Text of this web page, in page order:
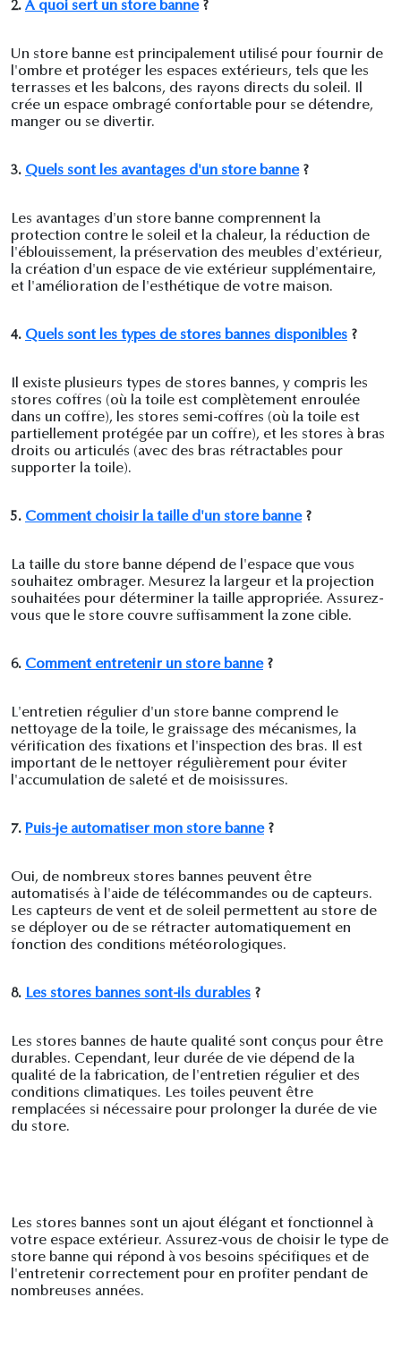
2. À quoi sert un store banne?
Un store banne est principalement utilisé pour fournir de
l'ombre et protéger les espaces extérieurs, tels que les
terrasses et les balcons, des rayons directs du soleil. Il
crée un espace ombragé confortable pour se détendre,
manger ou se divertir.
3. Quels sont les avantages d'un store banne?
Les avantages d'un store banne comprennent la
protection contre le soleil et la chaleur, la réduction de
l'éblouissement, la préservation des meubles d'extérieur,
la création d'un espace de vie extérieur supplémentaire,
et l'amélioration de l'esthétique de votre maison.
4. Quels sont les types de stores bannes disponibles ?
Il existe plusieurs types de stores bannes, y compris les
stores coffres (où la toile est complètement enroulée
dans un coffre), les stores semi-coffres (où la toile est
partiellement protégée par un coffre), et les stores à bras
droits ou articulés (avec des bras rétractables pour
supporter la toile).
5. Comment choisir la taille d'un store banne?
La taille du store banne dépend de l'espace que vous
souhaitez ombrager. Mesurez la largeur et la projection
souhaitées pour déterminer la taille appropriée. Assurez-
vous que le store couvre suffisamment la zone cible.
6. Comment entretenir un store banne?
L'entretien régulier d'un store banne comprend le
nettoyage de la toile, le graissage des mécanismes, la
vérification des fixations et l'inspection des bras. Il est
important de le nettoyer régulièrement pour éviter
l'accumulation de saleté et de moisissures.
7. Puis-je automatiser mon store banne?
Oui, de nombreux stores bannes peuvent être
automatisés à l'aide de télécommandes ou de capteurs.
Les capteurs de vent et de soleil permettent au store de
se déployer ou de se rétracter automatiquement en
fonction des conditions météorologiques.
8. Les stores bannes sont-ils durables ?
Les stores bannes de haute qualité sont conçus pour être
durables. Cependant, leur durée de vie dépend de la
qualité de la fabrication, de l'entretien régulier et des
conditions climatiques. Les toiles peuvent être
remplacées si nécessaire pour prolonger la durée de vie
du store.
Les stores bannes sont un ajout élégant et fonctionnel à
votre espace extérieur. Assurez-vous de choisir le type de
store banne qui répond à vos besoins spécifiques et de
l'entretenir correctement pour en profiter pendant de
nombreuses années.